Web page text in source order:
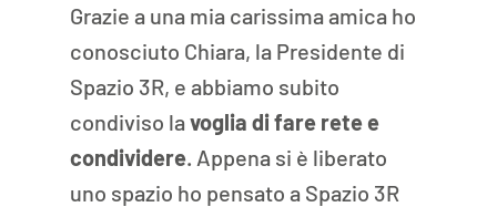
Grazie a una mia carissima amica ho
conosciuto Chiara, la Presidente di
Spazio 3R, e abbiamo subito
condiviso la voglia di fare rete e
condividere. Appena si è liberato
uno spazio ho pensato a Spazio 3R